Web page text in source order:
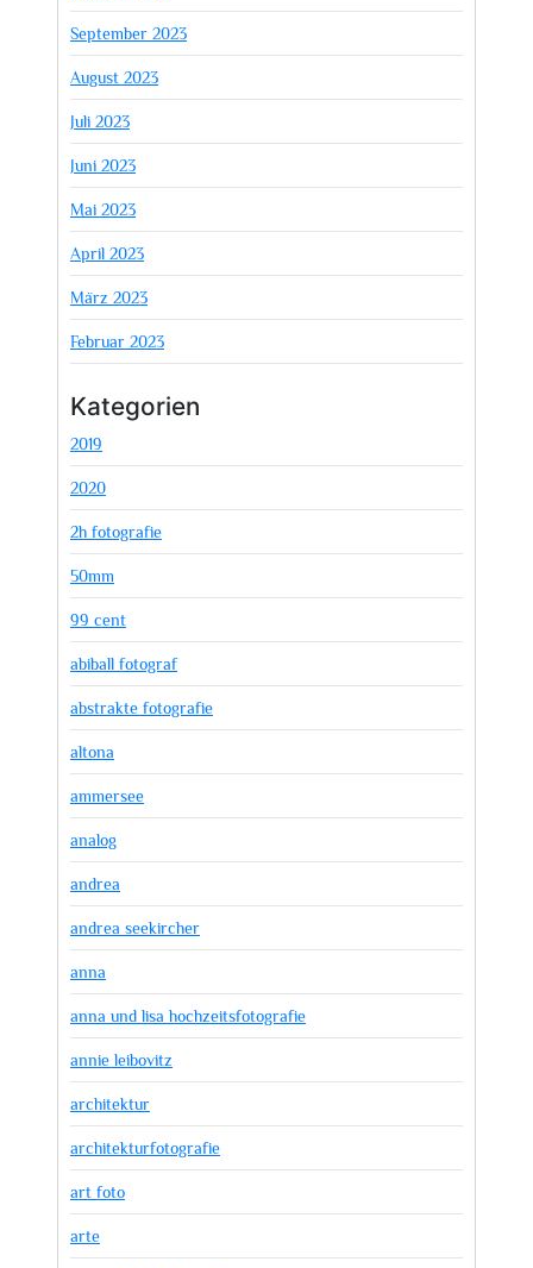
September 2023
August 2023
Juli 2023
Juni 2023
Mai 2023
April 2023
März 2023
Februar 2023
Kategorien
2019
2020
2h fotografie
50mm
99 cent
abiball fotograf
abstrakte fotografie
altona
ammersee
analog
andrea
andrea seekircher
anna
anna und lisa hochzeitsfotografie
annie leibovitz
architektur
architekturfotografie
art foto
arte